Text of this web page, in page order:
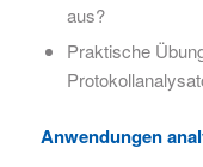
aus?
Praktische
Anwendungen